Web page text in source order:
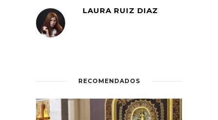
LAURA RUIZ DIAZ
RECOMENDADOS